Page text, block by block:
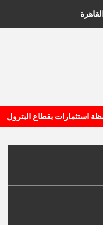
بقطاع البترول